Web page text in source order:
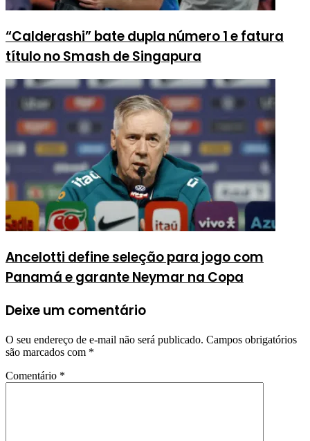
“Calderashi” bate dupla número 1 e fatura
título no Smash de Singapura
Ancelotti define seleção para jogo com
Panamá e garante Neymar na Copa
Deixe um comentário
O seu endereço de e-mail não será publicado. Campos obrigatórios
são marcados com *
Comentário *